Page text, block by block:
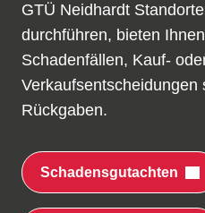
GTÜ Neidhardt
durchführen, bieten
Schadenfällen, Kauf-
Verkaufsentscheidungen
Rückgaben.
Schadensgutachten